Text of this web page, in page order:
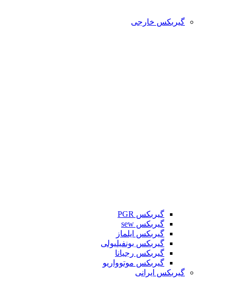
گیربکس خارجی
گیربکس PGR
گیربکس sew
گیربکس ایلماز
گیربکس بونفیلیولی
گیربکس رجیانا
گیربکس موتوواریو
گیربکس ایرانی